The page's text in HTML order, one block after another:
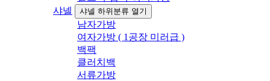
샤넬
샤넬 하위분류 열기
남자가방
여자가방 ( 1공장 미러급 )
백팩
클러치백
서류가방